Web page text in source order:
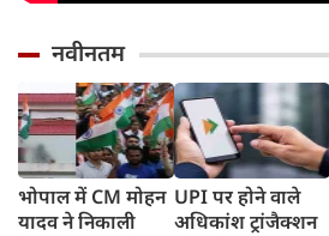
नवीनतम
भोपाल में CM मोहन
यादव ने निकाली
UPI पर होने वाले
अधिकांश ट्रांजैक्शन